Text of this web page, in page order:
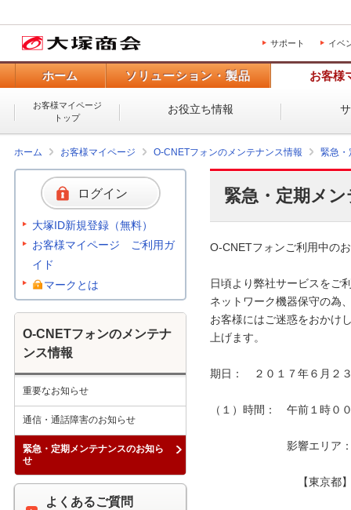
サポート イベ
ホーム ソリューション・製品 お客様
お客様マイページ
トップ
お役立ち情報
ホーム お客様マイページ O-CNETフォンのメンテナンス情報 緊急・
緊急・定期メ
O-CNETフォンご利用中の
日頃より弊社サービスをご
ネットワーク機器保守の為
お客様にはご迷惑をおかけ
上げます。
期日：　２０１７年６月２
（１）時間：　午前１時０
影響エリア：　下記
【東京都
ログイン
大塚ID新規登録（無料）
お客様マイページ ご利用ガ
イド
マークとは
O-CNETフォンのメンテナ
ンス情報
重要なお知らせ
通信・通話障害のお知らせ
緊急・定期メンテナンスのお知ら
せ
よくあるご質問